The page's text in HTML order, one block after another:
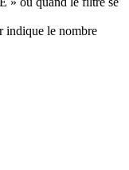
indique le nombre